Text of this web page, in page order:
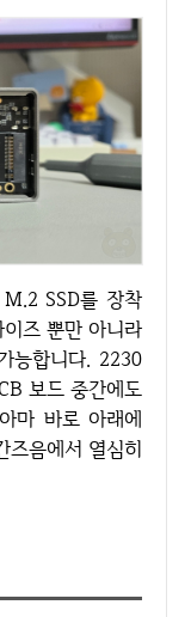
즈 뿐만 아니라
능합니다. 2230
보드 중간에도
마 바로 아래에
즈음에서 열심히